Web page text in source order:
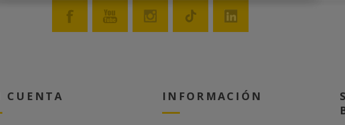
CUENTA INFORMACIÓN